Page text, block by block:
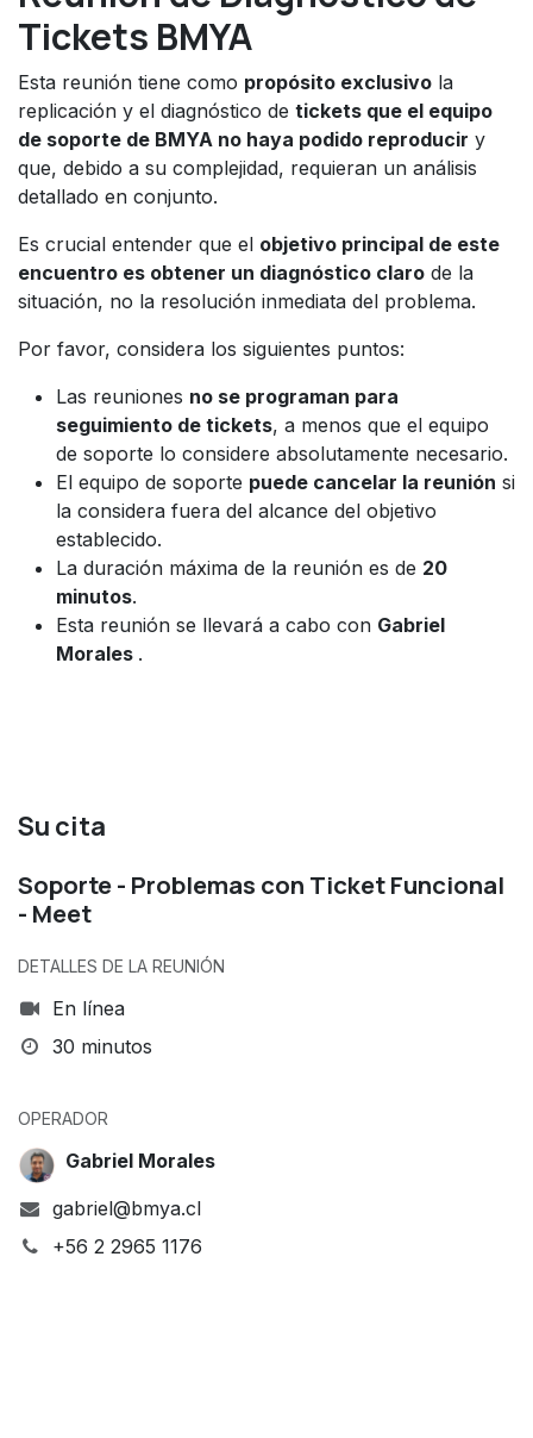
Tickets BMYA
Esta reunión tiene como propósito exclusivo la
replicación y el diagnóstico de tickets que el equipo
de soporte de BMYA no haya podido reproducir y
que, debido a su complejidad, requieran un análisis
detallado en conjunto.
Es crucial entender que el objetivo principal de este
encuentro es obtener un diagnóstico claro de la
situación, no la resolución inmediata del problema.
Por favor, considera los siguientes puntos:
Las reuniones no se programan para
seguimiento de tickets, a menos que el equipo
de soporte lo considere absolutamente necesario.
El equipo de soporte puede cancelar la reunión si
la considera fuera del alcance del objetivo
establecido.
La duración máxima de la reunión es de 20
minutos.
Esta reunión se llevará a cabo con Gabriel
Morales .
Su cita
Soporte - Problemas con Ticket Funcional
- Meet
DETALLES DE LA REUNIÓN
En línea
30 minutos
OPERADOR
Gabriel Morales
gabriel@bmya.cl
+56 2 2965 1176